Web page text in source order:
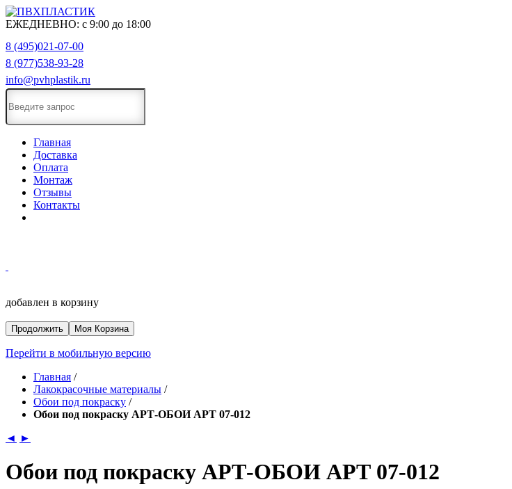
ЕЖЕДНЕВНО: с 9:00 до 18:00
8 (495)021-07-00
8 (977)538-93-28
info@pvhplastik.ru
Главная
Доставка
Оплата
Монтаж
Отзывы
Контакты
добавлен в корзину
Продолжить Моя Корзина
Перейти в мобильную версию
Главная /
Лакокрасочные материалы /
Обои под покраску /
Обои под покраску АРТ-ОБОИ АРТ 07-012
◄ ►
Обои под покраску АРТ-ОБОИ АРТ 07-012